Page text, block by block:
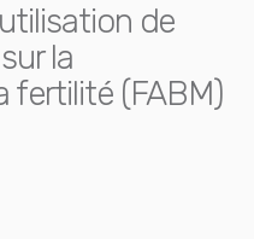
de
la
fertilité (FABM)